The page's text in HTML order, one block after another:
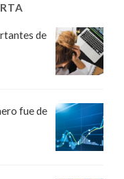
de
fue de